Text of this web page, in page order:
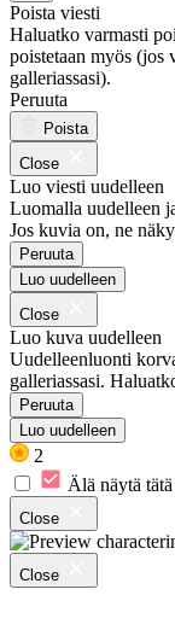
Poista viesti
Haluatko varmasti
poistetaan myös (jos
galleriassasi).
Peruuta
Poista
Close
Luo viesti uudelleen
Luomalla uudelleen
Jos kuvia on, ne
Peruuta
Luo uudelleen
Close
Luo kuva uudelleen
Uudelleenluonti
galleriassasi.
Peruuta
Luo uudelleen
2
Älä näytä
Close
Close